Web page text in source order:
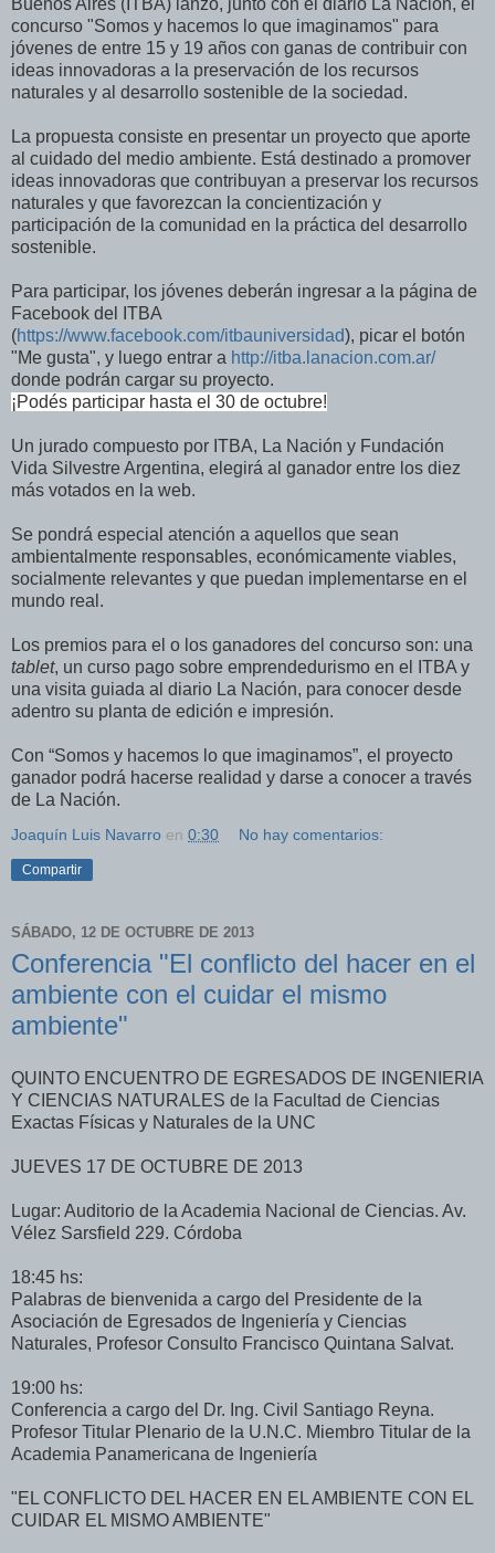
concurso "Somos y hacemos lo que imaginamos" para
jóvenes de entre 15 y 19 años con ganas de contribuir con
ideas innovadoras a la preservación de los recursos
naturales y al desarrollo sostenible de la sociedad.
La propuesta consiste en presentar un proyecto que aporte
al cuidado del medio ambiente. Está destinado a promover
ideas innovadoras que contribuyan a preservar los recursos
naturales y que favorezcan la concientización y
participación de la comunidad en la práctica del desarrollo
sostenible.
Para participar, los jóvenes deberán ingresar a la página de
Facebook del ITBA
(https://www.facebook.com/itbauniversidad), picar el botón
"Me gusta", y luego entrar a http://itba.lanacion.com.ar/
donde podrán cargar su proyecto.
¡Podés participar hasta el 30 de octubre!
Un jurado compuesto por ITBA, La Nación y Fundación
Vida Silvestre Argentina, elegirá al ganador entre los diez
más votados en la web.
Se pondrá especial atención a aquellos que sean
ambientalmente responsables, económicamente viables,
socialmente relevantes y que puedan implementarse en el
mundo real.
Los premios para el o los ganadores del concurso son: una
tablet, un curso pago sobre emprendedurismo en el ITBA y
una visita guiada al diario La Nación, para conocer desde
adentro su planta de edición e impresión.
Con “Somos y hacemos lo que imaginamos”, el proyecto
ganador podrá hacerse realidad y darse a conocer a través
de La Nación.
Joaquín Luis Navarro en 0:30 No hay comentarios:
Compartir
SÁBADO, 12 DE OCTUBRE DE 2013
Conferencia "El conflicto del hacer en el
ambiente con el cuidar el mismo
ambiente"
QUINTO ENCUENTRO DE EGRESADOS DE INGENIERIA
Y CIENCIAS NATURALES de la Facultad de Ciencias
Exactas Físicas y Naturales de la UNC
JUEVES 17 DE OCTUBRE DE 2013
Lugar: Auditorio de la Academia Nacional de Ciencias. Av.
Vélez Sarsfield 229. Córdoba
18:45 hs:
Palabras de bienvenida a cargo del Presidente de la
Asociación de Egresados de Ingeniería y Ciencias
Naturales, Profesor Consulto Francisco Quintana Salvat.
19:00 hs:
Conferencia a cargo del Dr. Ing. Civil Santiago Reyna.
Profesor Titular Plenario de la U.N.C. Miembro Titular de la
Academia Panamericana de Ingeniería
"EL CONFLICTO DEL HACER EN EL AMBIENTE CON EL
CUIDAR EL MISMO AMBIENTE"